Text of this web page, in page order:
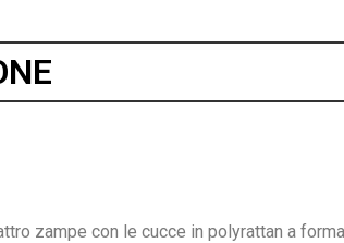
zampe con le cucce in polyrattan a